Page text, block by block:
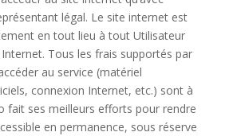
légal. Le site internet est
en tout lieu à tout Utilisateur
Tous les frais supportés par
au service (matériel
connexion Internet, etc.) sont à
fait ses meilleurs efforts pour rendre
en permanence, sous réserve